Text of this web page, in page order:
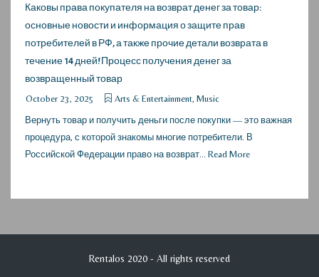
Каковы права покупателя на возврат денег за товар:
основные новости и информация о защите прав
потребителей в РФ, а также прочие детали возврата в
течение 14 дней! Процесс получения денег за
возвращенный товар
October 23, 2025
Arts & Entertainment, Music
Вернуть товар и получить деньги после покупки — это важная
процедура, с которой знакомы многие потребители. В
Российской Федерации право на возврат... Read More
Rentalos 2020 - All rights reserved